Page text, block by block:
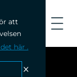
att
här .